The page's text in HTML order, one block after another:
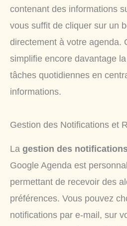
contenant des informations
vous suffit de cliquer sur un
directement à votre agenda.
simplifie encore davantage
tâches quotidiennes en
informations.
Gestion des Notifications et
La gestion des
Google Agenda est
permettant de recevoir des
préférences. Vous pouvez
notifications par e-mail, sur